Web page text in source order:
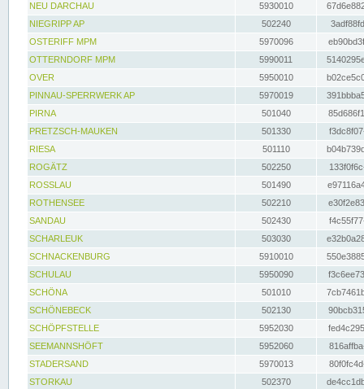
NEU DARCHAU
5930010
NIEGRIPP AP
502240
OSTERIFF MPM
5970096
OTTERNDORF MPM
5990011
OVER
5950010
PINNAU-SPERRWERK AP
5970019
PIRNA
501040
PRETZSCH-MAUKEN
501330
RIESA
501110
ROGÄTZ
502250
ROSSLAU
501490
ROTHENSEE
502210
SANDAU
502430
SCHARLEUK
503030
SCHNACKENBURG
5910010
SCHULAU
5950090
SCHÖNA
501010
SCHÖNEBECK
502130
SCHÖPFSTELLE
5952030
SEEMANNSHÖFT
5952060
STADERSAND
5970013
STORKAU
502370